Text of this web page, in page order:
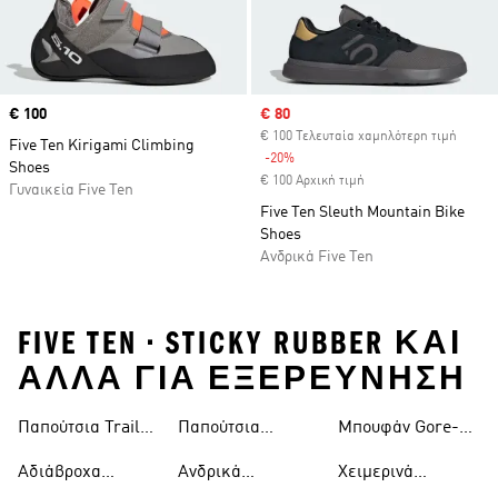
Price
€ 100
Five Ten Kirigami Climbing
Shoes
Γυναικεία Five Ten
Sale price
€ 80
€ 100 Τελευταία χαμηλότερη τιμή
-20%
€ 100 Αρχική τιμή
Five Ten Sleuth Mountain Bike
Shoes
Ανδρικά Five Ten
FIVE TEN • STICKY RUBBER ΚΑΙ
ΑΛΛΑ ΓΙΑ ΕΞΕΡΕΥΝΗΣΗ
Παπούτσια Trail
Αδιάβροχα
Παπούτσια
Ανδρικά
Μπουφάν Gore-
Χειμερινά